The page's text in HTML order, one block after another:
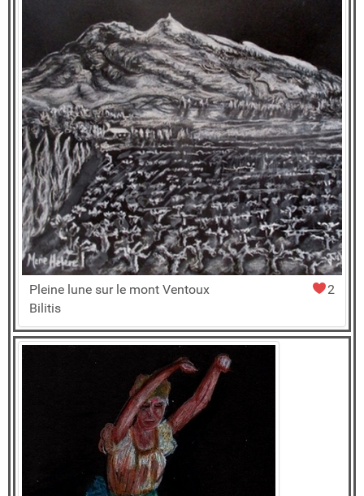
2
Pleine lune sur le mont Ventoux
Bilitis